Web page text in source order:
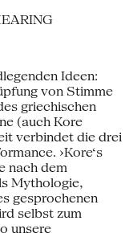
Ideen:
von Stimme
griechischen
(auch Kore
verbindet die drei
›Kore‘s
nach dem
Mythologie,
gesprochenen
selbst zum
unsere